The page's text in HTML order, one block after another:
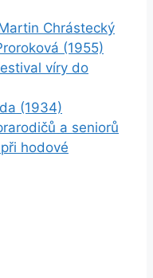
Chrástecký
(1955)
víry do
(1934)
a seniorů
hodové